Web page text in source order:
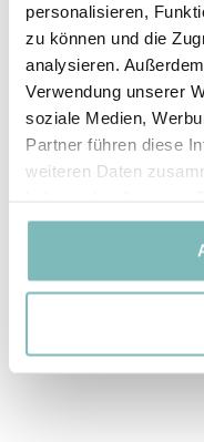
personalisieren,
zu können und die
analysieren.
Verwendung unserer
soziale Medien,
Partner führen diese
weiteren Daten
gesammelt haben.
€
€ 11,85
- 10 %